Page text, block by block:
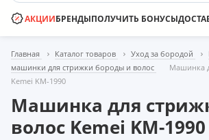
АКЦИИБРЕНДЫПОЛУЧИТЬ БОНУСЫ
Главная Каталог товаров Уход за бородой
машинки для стрижки бороды и волос
Машинка
Kemei KM-1990
Машинка для
волос Kemei KM-1990